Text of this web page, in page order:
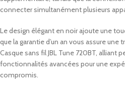
connecter simultanément plusieurs
Le design élégant en noir ajoute une
que la garantie d’un an vous assure une
Casque sans fil JBL Tune 720BT, alliant
fonctionnalités avancées pour une
compromis.